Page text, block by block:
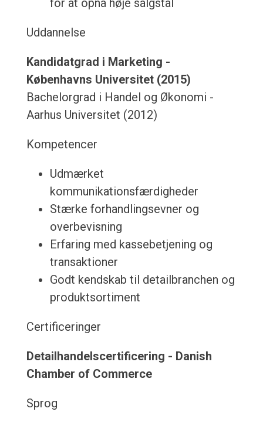
for at opnå høje salgstal
Uddannelse
Kandidatgrad i Marketing -
Københavns Universitet (2015)
Bachelorgrad i Handel og Økonomi -
Aarhus Universitet (2012)
Kompetencer
Udmærket
kommunikationsfærdigheder
Stærke forhandlingsevner og
overbevisning
Erfaring med kassebetjening og
transaktioner
Godt kendskab til detailbranchen og
produktsortiment
Certificeringer
Detailhandelscertificering - Danish
Chamber of Commerce
Sprog